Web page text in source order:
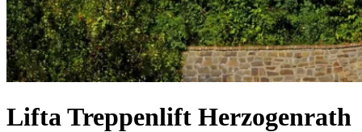
Lifta Treppenlift Herzogenrath